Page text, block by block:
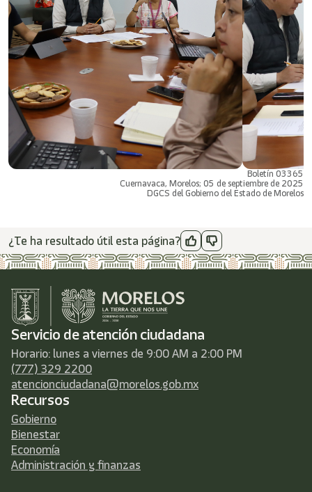
Boletín 03365
Cuernavaca, Morelos; 05 de septiembre de 2025
DGCS del Gobierno del Estado de Morelos
¿Te ha resultado útil esta página?
Servicio de atención ciudadana
Horario: lunes a viernes de 9:00 AM a 2:00 PM
(777) 329 2200
atencionciudadana@morelos.gob.mx
Recursos
Gobierno
Bienestar
Economía
Administración y finanzas